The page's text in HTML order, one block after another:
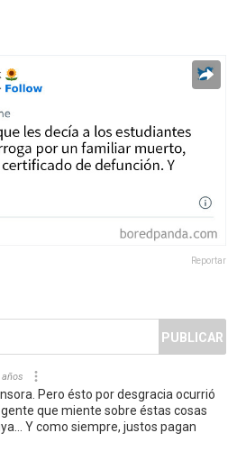
Reportar
PUBLICAR
Pero ésto por desgracia ocurrió
gente que miente sobre éstas cosas
Y como siempre, justos pagan